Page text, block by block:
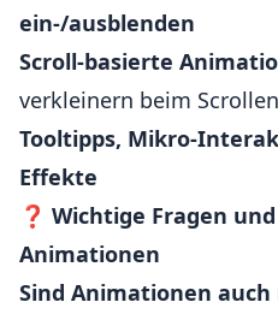
ein-/ausblenden
Scroll-basierte
verkleinern beim
Tooltipps, Mikro-
Effekte
❓ Wichtige Fragen
Animationen
Sind Animationen auch